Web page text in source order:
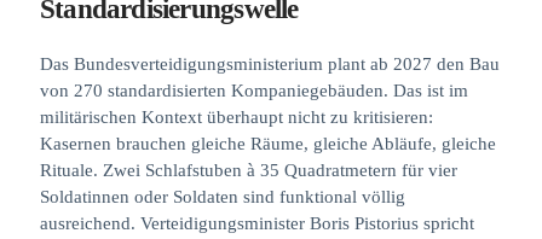
Standardisierungswelle
Das Bundesverteidigungsministerium plant ab 2027 den Bau
von 270 standardisierten Kompaniegebäuden. Das ist im
militärischen Kontext überhaupt nicht zu kritisieren:
Kasernen brauchen gleiche Räume, gleiche Abläufe, gleiche
Rituale. Zwei Schlafstuben à 35 Quadratmetern für vier
Soldatinnen oder Soldaten sind funktional völlig
ausreichend. Verteidigungsminister Boris Pistorius spricht